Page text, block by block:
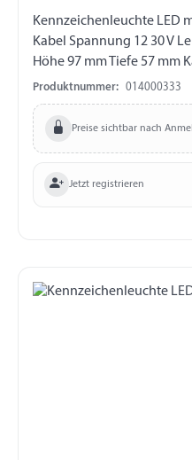
Kennzeichenleuchte LED
Kabel Spannung 12 30 V Leistung 1,5 W Breite 120,3 mm
Höhe 97 mm Tiefe 57 mm
Kunststoff Lochabstand 71
E9
Produktnummer: 014000333
Preise sichtbar nach
Jetzt registrieren